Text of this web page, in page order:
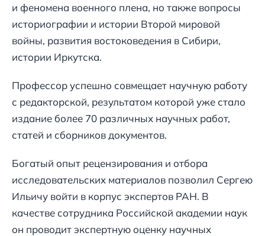
и феномена военного плена, но также вопросы
историографии и истории Второй мировой
войны, развития востоковедения в Сибири,
истории Иркутска.
Профессор успешно совмещает научную работу
с редакторской, результатом которой уже стало
издание более 70 различных научных работ,
статей и сборников документов.
Богатый опыт рецензирования и отбора
исследовательских материалов позволил Сергею
Ильичу войти в корпус экспертов РАН. В
качестве сотрудника Российской академии наук
он проводит экспертную оценку научных